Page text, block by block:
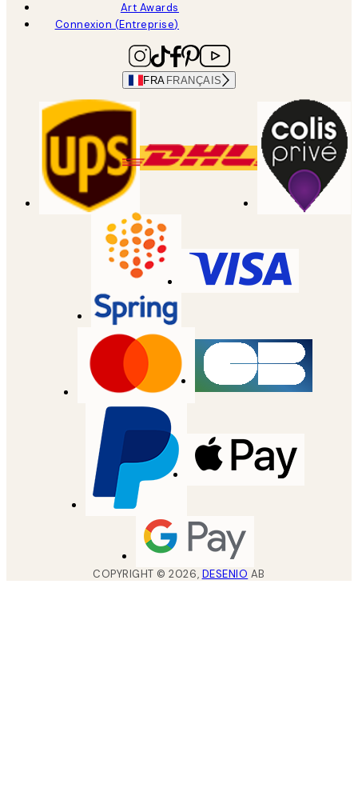
Art Awards
Connexion (Entreprise)
FRA FRANÇAIS
COPYRIGHT ©2026, DESENIO AB